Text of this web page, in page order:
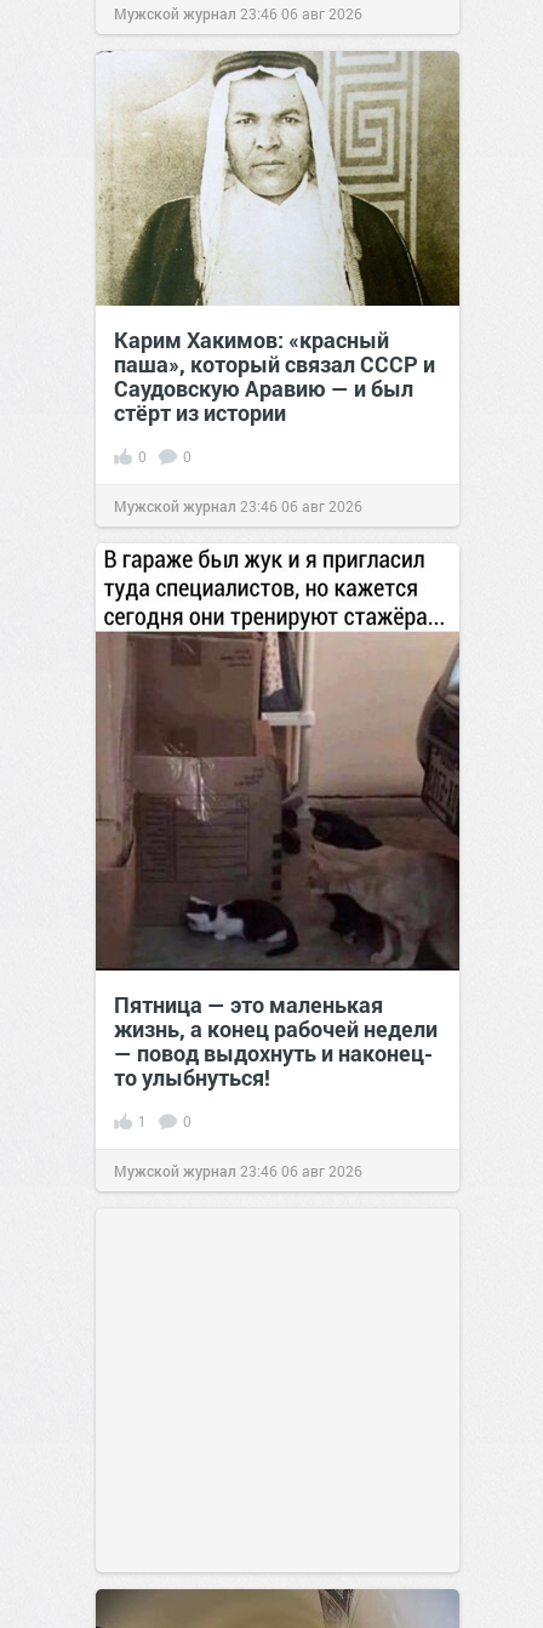
Мужской журнал 23:4606 авг 2026
Карим Хакимов: «красный
паша», который связал СССР и
Саудовскую Аравию — и был
стёрт из истории
0 0
Мужской журнал 23:4606 авг 2026
Пятница — это маленькая
жизнь, а конец рабочей недели
— повод выдохнуть и наконец-
то улыбнуться!
1 0
Мужской журнал 23:4606 авг 2026